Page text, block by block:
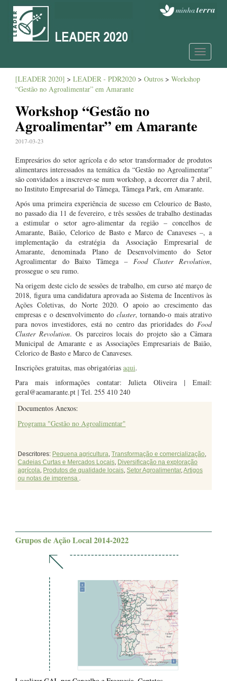
Toggle
[LEADER 2020] > LEADER - PDR2020 > Outros > Workshop
“Gestão no Agroalimentar” em Amarante
Workshop “Gestão no
Agroalimentar” em Amarante
2017-03-23
Empresários do setor agrícola e do setor transformador de produtos
alimentares interessados na temática da “Gestão no Agroalimentar”
são convidados a inscrever-se num workshop, a decorrer dia 7 abril,
no Instituto Empresarial do Tâmega, Tâmega Park, em Amarante.
Após uma primeira experiência de sucesso em Celourico de Basto,
no passado dia 11 de fevereiro, e três sessões de trabalho destinadas
a estimular o setor agro-alimentar da região – concelhos de
Amarante, Baião, Celorico de Basto e Marco de Canaveses –, a
implementação da estratégia da Associação Empresarial de
Amarante, denominada Plano de Desenvolvimento do Setor
Agroalimentar do Baixo Tâmega – Food Cluster Revolution,
prossegue o seu rumo.
Na origem deste ciclo de sessões de trabalho, em curso até março de
2018, figura uma candidatura aprovada ao Sistema de Incentivos às
Ações Coletivas, do Norte 2020. O apoio ao crescimento das
empresas e o desenvolvimento do cluster, tornando-o mais atrativo
para novos investidores, está no centro das prioridades do Food
Cluster Revolution. Os parceiros locais do projeto são a Câmara
Municipal de Amarante e as Associações Empresariais de Baião,
Celorico de Basto e Marco de Canaveses.
Inscrições gratuitas, mas obrigatórias aqui.
Para mais informações contatar: Julieta Oliveira | Email:
geral@aeamarante.pt | Tel. 255 410 240
Documentos Anexos:
Programa "Gestão no Agroalimentar"
Descritores: Pequena agricultura, Transformação e comercialização,
Cadeias Curtas e Mercados Locais, Diversificação na exploração
agrícola, Produtos de qualidade locais, Setor Agroalimentar,Artigos
ou notas de imprensa .
Grupos de Ação Local 2014-2022